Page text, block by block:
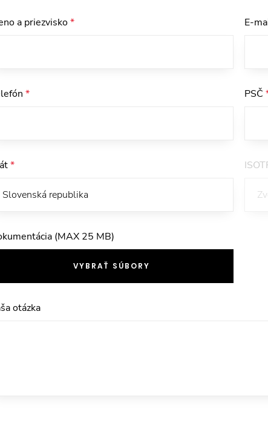
a priezvisko* E-
* PSČ
*
(MAX 25 MB)
VYBRAŤ SÚBORY
otázka